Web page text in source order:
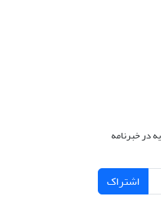
در خبرنامه
اشتراک